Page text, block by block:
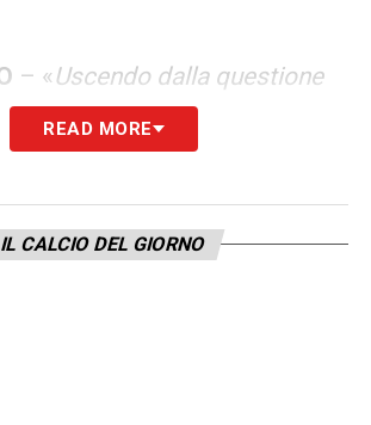
– « Uscendo dalla questione
il risultato, che premia l’Inter
otto punti di vantaggio sul
ma le difficoltà mostrate
in uno scontro diretto
READ MORE
IL CALCIO DEL GIORNO